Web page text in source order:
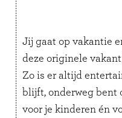
Jij gaat op vakantie
deze originele
Zo is er altijd
blijft, onderweg bent
voor je kinderen én